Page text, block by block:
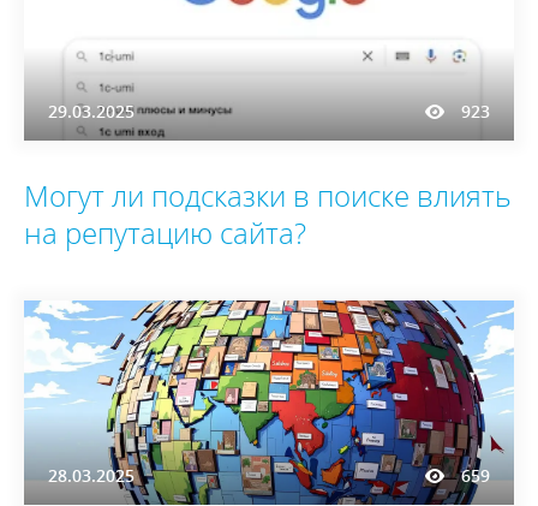
29.03.2025 923
Могут ли подсказки в поиске влиять
на репутацию сайта?
28.03.2025 659